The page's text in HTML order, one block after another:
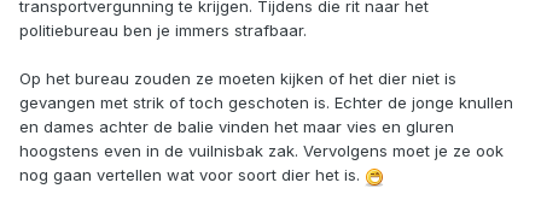
transportvergunning te krijgen. Tijdens die rit naar het
politiebureau ben je immers strafbaar.
Op het bureau zouden ze moeten kijken of het dier niet is
gevangen met strik of toch geschoten is. Echter de jonge knullen
en dames achter de balie vinden het maar vies en gluren
hoogstens even in de vuilnisbak zak. Vervolgens moet je ze ook
nog gaan vertellen wat voor soort dier het is.